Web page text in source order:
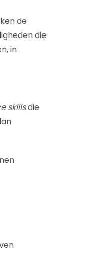
de
die
in
skillsdie